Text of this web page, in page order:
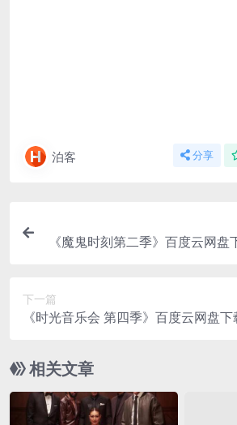
泊客 分享
《魔鬼时刻第二季》百度云网盘
下一篇
《时光音乐会 第四季》百度云网盘
相关文章